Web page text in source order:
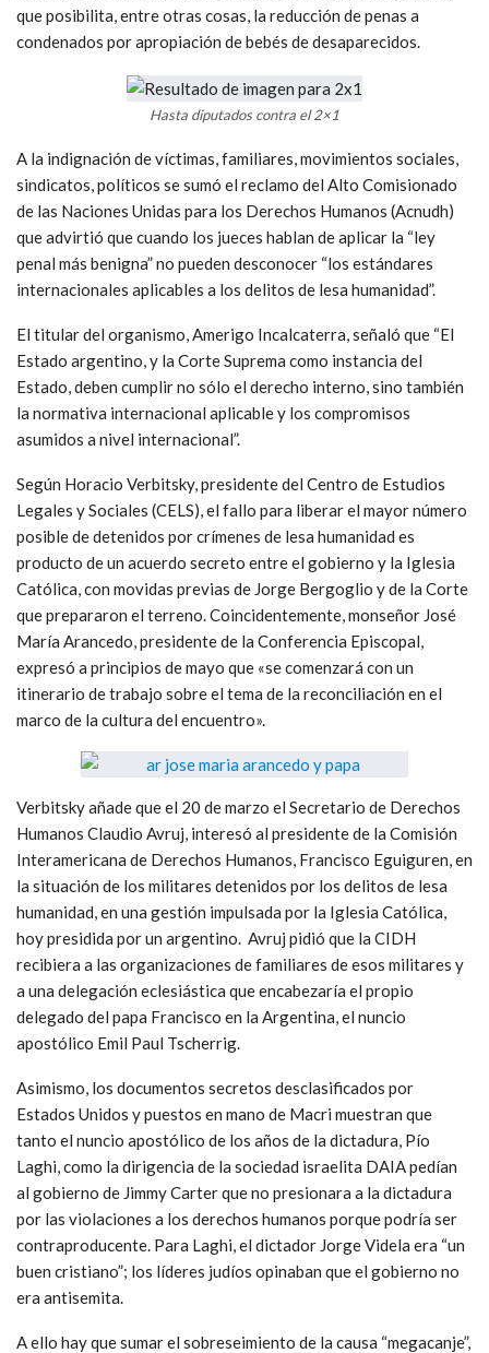
que posibilita, entre otras cosas, la reducción de penas a
condenados por apropiación de bebés de desaparecidos.
Hasta diputados contra el 2×1
A la indignación de víctimas, familiares, movimientos sociales,
sindicatos, políticos se sumó el reclamo del Alto Comisionado
de las Naciones Unidas para los Derechos Humanos (Acnudh)
que advirtió que cuando los jueces hablan de aplicar la “ley
penal más benigna” no pueden desconocer “los estándares
internacionales aplicables a los delitos de lesa humanidad”.
El titular del organismo, Amerigo Incalcaterra, señaló que “El
Estado argentino, y la Corte Suprema como instancia del
Estado, deben cumplir no sólo el derecho interno, sino también
la normativa internacional aplicable y los compromisos
asumidos a nivel internacional”.
Según Horacio Verbitsky, presidente del Centro de Estudios
Legales y Sociales (CELS), el fallo para liberar el mayor número
posible de detenidos por crímenes de lesa humanidad es
producto de un acuerdo secreto entre el gobierno y la Iglesia
Católica, con movidas previas de Jorge Bergoglio y de la Corte
que prepararon el terreno. Coincidentemente, monseñor José
María Arancedo, presidente de la Conferencia Episcopal,
expresó a principios de mayo que «se comenzará con un
itinerario de trabajo sobre el tema de la reconciliación en el
marco de la cultura del encuentro».
Verbitsky añade que el 20 de marzo el Secretario de Derechos
Humanos Claudio Avruj, interesó al presidente de la Comisión
Interamericana de Derechos Humanos, Francisco Eguiguren, en
la situación de los militares detenidos por los delitos de lesa
humanidad, en una gestión impulsada por la Iglesia Católica,
hoy presidida por un argentino. Avruj pidió que la CIDH
recibiera a las organizaciones de familiares de esos militares y
a una delegación eclesiástica que encabezaría el propio
delegado del papa Francisco en la Argentina, el nuncio
apostólico Emil Paul Tscherrig.
Asimismo, los documentos secretos desclasificados por
Estados Unidos y puestos en mano de Macri muestran que
tanto el nuncio apostólico de los años de la dictadura, Pío
Laghi, como la dirigencia de la sociedad israelita DAIA pedían
al gobierno de Jimmy Carter que no presionara a la dictadura
por las violaciones a los derechos humanos porque podría ser
contraproducente. Para Laghi, el dictador Jorge Videla era “un
buen cristiano”; los líderes judíos opinaban que el gobierno no
era antisemita.
A ello hay que sumar el sobreseimiento de la causa “megacanje”,